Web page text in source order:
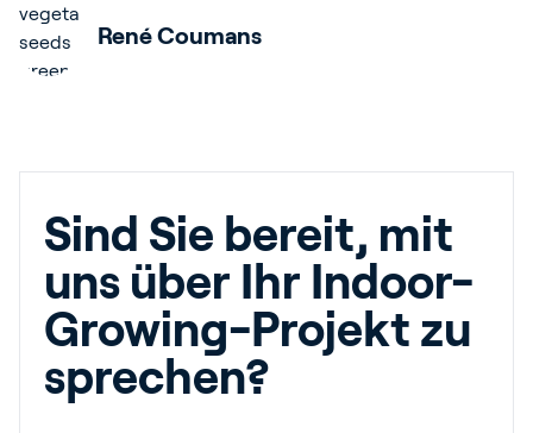
René Coumans
Sind Sie bereit, mit
uns über Ihr Indoor-
Growing-Projekt zu
sprechen?